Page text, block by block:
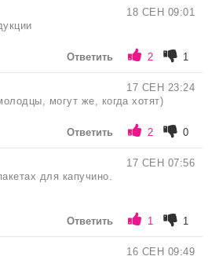
18 СЕН 09:01
Ответить 2 1
17 СЕН 23:24
могут же, когда хотят)
Ответить 2 0
17 СЕН 07:56
для капучино.
Ответить 1 1
16 СЕН 09:49